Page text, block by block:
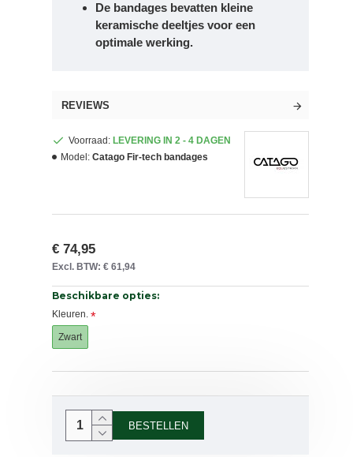
De bandages bevatten kleine
keramische deeltjes voor een
optimale werking.
REVIEWS
Voorraad: LEVERING IN 2 - 4 DAGEN
Model: Catago Fir-tech bandages
€ 74,95
Excl. BTW: € 61,94
Beschikbare opties:
Kleuren.
Zwart
BESTELLEN